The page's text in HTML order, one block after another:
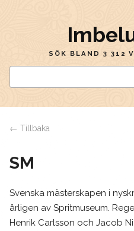
SÖK BLAND 3 312
← Tillbaka
SM
Svenska mästerskapen i
årligen av Spritmuseum.
Henrik Carlsson och Jacob